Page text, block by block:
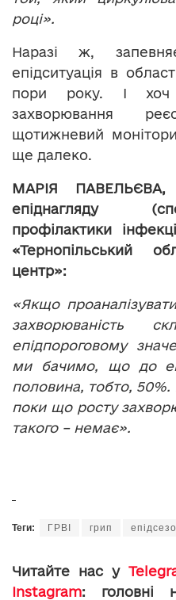
році».
Наразі ж,
епідситуація в
пори року. І хоч
захворювання
щотижневий
ще далеко.
МАРІЯ ПАВЕЛЬЄВА,
епіднагляду
профілактики
«Тернопільський
центр»:
«Якщо
захворюваність
епідпороговому
ми бачимо, що до
половина, тобто,
поки що росту
такого – немає».
Теги: ГРВІ грип
Читайте нас у
Instagram: головні